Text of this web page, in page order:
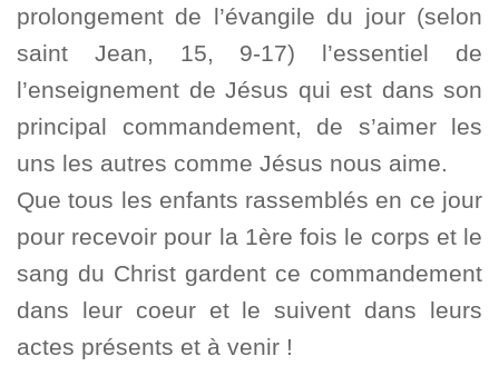
prolongement de l’évangile du jour (selon
saint Jean, 15, 9-17) l’essentiel de
l’enseignement de Jésus qui est dans son
principal commandement, de s’aimer les
uns les autres comme Jésus nous aime.
Que tous les enfants rassemblés en ce jour
pour recevoir pour la 1ère fois le corps et le
sang du Christ gardent ce commandement
dans leur coeur et le suivent dans leurs
actes présents et à venir !